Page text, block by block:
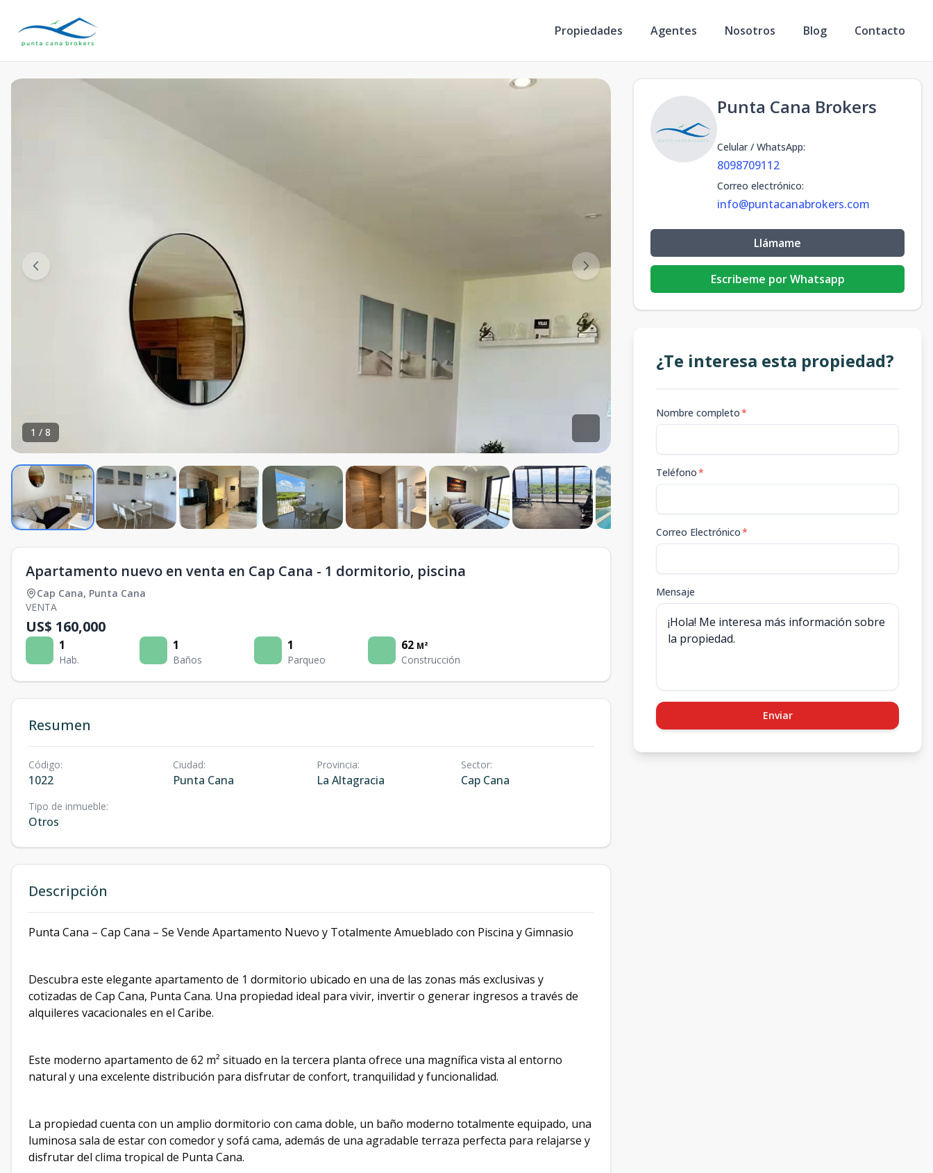
Propiedades Agentes Nosotros Blog Contacto
1 / 8
Apartamento nuevo en venta en Cap Cana - 1 dormitorio, piscina
Cap Cana, Punta Cana
VENTA
US$ 160,000
1
Hab.
1
Baños
1
Parqueo
62 M²
Construcción
Resumen
Código:
1022
Ciudad:
Punta Cana
Provincia:
La Altagracia
Sector:
Cap Cana
Tipo de inmueble:
Otros
Descripción
Punta Cana – Cap Cana – Se Vende Apartamento Nuevo y Totalmente Amueblado con Piscina y Gimnasio
Descubra este elegante apartamento de 1 dormitorio ubicado en una de las zonas más exclusivas y
cotizadas de Cap Cana, Punta Cana. Una propiedad ideal para vivir, invertir o generar ingresos a través de
alquileres vacacionales en el Caribe.
Este moderno apartamento de 62 m² situado en la tercera planta ofrece una magnífica vista al entorno
natural y una excelente distribución para disfrutar de confort, tranquilidad y funcionalidad.
La propiedad cuenta con un amplio dormitorio con cama doble, un baño moderno totalmente equipado, una
luminosa sala de estar con comedor y sofá cama, además de una agradable terraza perfecta para relajarse y
disfrutar del clima tropical de Punta Cana.
Punta Cana Brokers
Celular / WhatsApp:
8098709112
Correo electrónico:
info@puntacanabrokers.com
Llámame
Escribeme por Whatsapp
¿Te interesa esta propiedad?
Nombre completo*
Teléfono*
Correo Electrónico*
Mensaje
Enviar